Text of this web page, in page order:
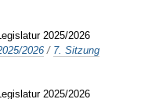
2025/2026
2026 / 7. Sitzung
2025/2026